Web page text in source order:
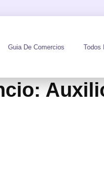
Guia De Comercios Todos